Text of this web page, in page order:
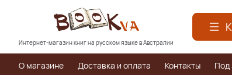
Интернет-магазин книг на русском языке в Австралии
О магазине Доставка и оплата Контакты Под